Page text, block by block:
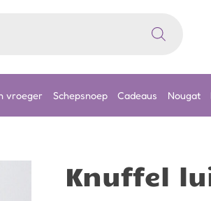
vroeger Schepsnoep Cadeaus Nougat
Knuffel